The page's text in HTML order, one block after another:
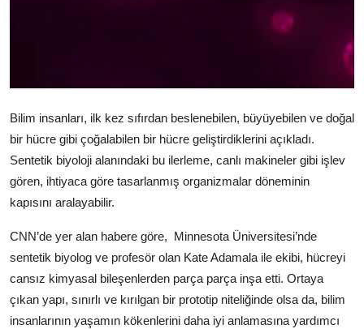
Türkçe Kurdi
Bilim insanları, ilk kez sıfırdan beslenebilen, büyüyebilen ve doğal
bir hücre gibi çoğalabilen bir hücre geliştirdiklerini açıkladı.
Sentetik biyoloji alanındaki bu ilerleme, canlı makineler gibi işlev
gören, ihtiyaca göre tasarlanmış organizmalar döneminin
kapısını aralayabilir.
CNN’de yer alan habere göre, Minnesota Üniversitesi’nde
sentetik biyolog ve profesör olan Kate Adamala ile ekibi, hücreyi
cansız kimyasal bileşenlerden parça parça inşa etti. Ortaya
çıkan yapı, sınırlı ve kırılgan bir prototip niteliğinde olsa da, bilim
insanlarının yaşamın kökenlerini daha iyi anlamasına yardımcı